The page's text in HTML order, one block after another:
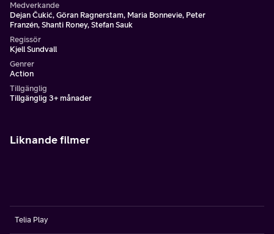
Medverkande
Dejan Čukić, Göran Ragnerstam, Maria Bonnevie, Peter
Franzén, Shanti Roney, Stefan Sauk
Regissör
Kjell Sundvall
Genrer
Action
Tillgänglig
Tillgänglig 3+ månader
Liknande filmer
Telia Play